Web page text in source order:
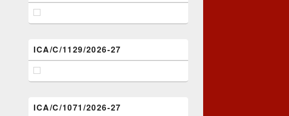
ICA/C/1129/2026-27
ICA/C/1071/2026-27